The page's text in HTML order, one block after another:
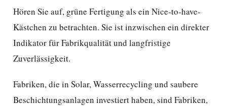
Hören Sie auf, grüne Fertigung als ein Nice-to-have-
Kästchen zu betrachten. Sie ist inzwischen ein direkter
Indikator für Fabrikqualität und langfristige
Zuverlässigkeit.
Fabriken, die in Solar, Wasserrecycling und saubere
Beschichtungsanlagen investiert haben, sind Fabriken,